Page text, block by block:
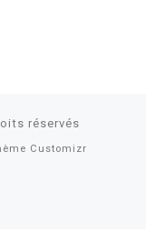
réservés
Customizr